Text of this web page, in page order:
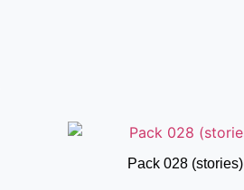
Pack 028 (stories)